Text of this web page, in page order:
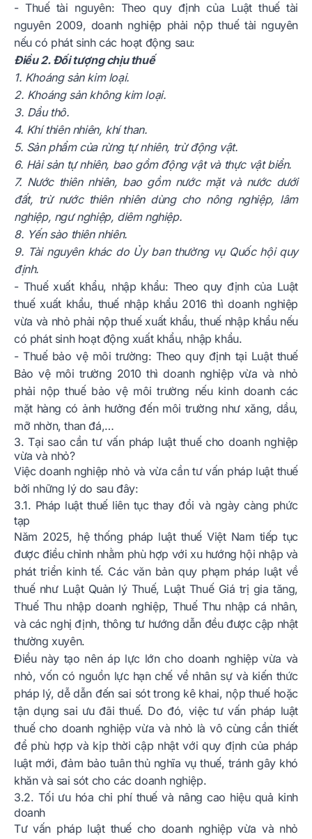
- Thuế tài nguyên: Theo quy định của Luật thuế tài
nguyên 2009, doanh nghiệp phải nộp thuế tài nguyên
nếu có phát sinh các hoạt động sau:
Điều 2. Đối tượng chịu thuế
1. Khoáng sản kim loại.
2. Khoáng sản không kim loại.
3. Dầu thô.
4. Khí thiên nhiên, khí than.
5. Sản phẩm của rừng tự nhiên, trừ động vật.
6. Hải sản tự nhiên, bao gồm động vật và thực vật biển.
7. Nước thiên nhiên, bao gồm nước mặt và nước dưới
đất, trừ nước thiên nhiên dùng cho nông nghiệp, lâm
nghiệp, ngư nghiệp, diêm nghiệp.
8. Yến sào thiên nhiên.
9. Tài nguyên khác do Ủy ban thường vụ Quốc hội quy
định.
- Thuế xuất khẩu, nhập khẩu: Theo quy định của Luật
thuế xuất khẩu, thuế nhập khẩu 2016 thì doanh nghiệp
vừa và nhỏ phải nộp thuế xuất khẩu, thuế nhập khẩu nếu
có phát sinh hoạt động xuất khẩu, nhập khẩu.
- Thuế bảo vệ môi trường: Theo quy định tại Luật thuế
Bảo vệ môi trường 2010 thì doanh nghiệp vừa và nhỏ
phải nộp thuế bảo vệ môi trường nếu kinh doanh các
mặt hàng có ảnh hưởng đến môi trường như xăng, dầu,
mỡ nhờn, than đá,…
3. Tại sao cần tư vấn pháp luật thuế cho doanh nghiệp
vừa và nhỏ?
Việc doanh nghiệp nhỏ và vừa cần tư vấn pháp luật thuế
bởi những lý do sau đây:
3.1. Pháp luật thuế liên tục thay đổi và ngày càng phức
tạp
Năm 2025, hệ thống pháp luật thuế Việt Nam tiếp tục
được điều chỉnh nhằm phù hợp với xu hướng hội nhập và
phát triển kinh tế. Các văn bản quy phạm pháp luật về
thuế như Luật Quản lý Thuế, Luật Thuế Giá trị gia tăng,
Thuế Thu nhập doanh nghiệp, Thuế Thu nhập cá nhân,
và các nghị định, thông tư hướng dẫn đều được cập nhật
thường xuyên.
Điều này tạo nên áp lực lớn cho doanh nghiệp vừa và
nhỏ, vốn có nguồn lực hạn chế về nhân sự và kiến thức
pháp lý, dễ dẫn đến sai sót trong kê khai, nộp thuế hoặc
tận dụng sai ưu đãi thuế. Do đó, việc tư vấn pháp luật
thuế cho doanh nghiệp vừa và nhỏ là vô cùng cần thiết
để phù hợp và kịp thời cập nhật với quy định của pháp
luật mới, đảm bảo tuân thủ nghĩa vụ thuế, tránh gây khó
khăn và sai sót cho các doanh nghiệp.
3.2. Tối ưu hóa chi phí thuế và nâng cao hiệu quả kinh
doanh
Tư vấn pháp luật thuế cho doanh nghiệp vừa và nhỏ